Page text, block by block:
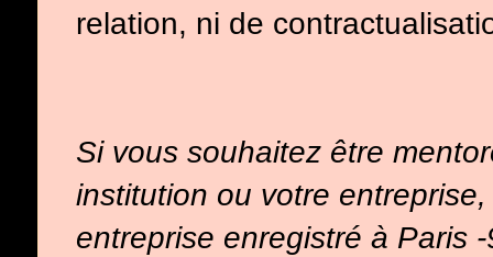
relation, ni de
Si vous souhaitez être
institution ou votre
entreprise enregistré à Paris